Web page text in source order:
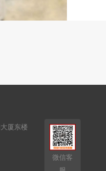
厦东楼
微信客